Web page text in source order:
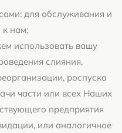
для обслуживания и
нам;
использовать вашу
слияния,
роспуска
части или всех Наших
предприятия
или аналогичное